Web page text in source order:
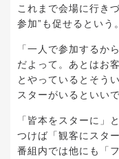
これまで会場に行き
参加”も促せるという。
「一人で参加するか
だよって。あとはお
とやっているとそう
スターがいるといいで
「皆本をスターに」
つけば「観客にスタ
番組内では他にも「